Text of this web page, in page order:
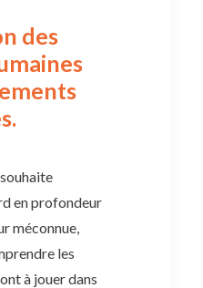
des
en profondeur
méconnue,
les
à jouer dans